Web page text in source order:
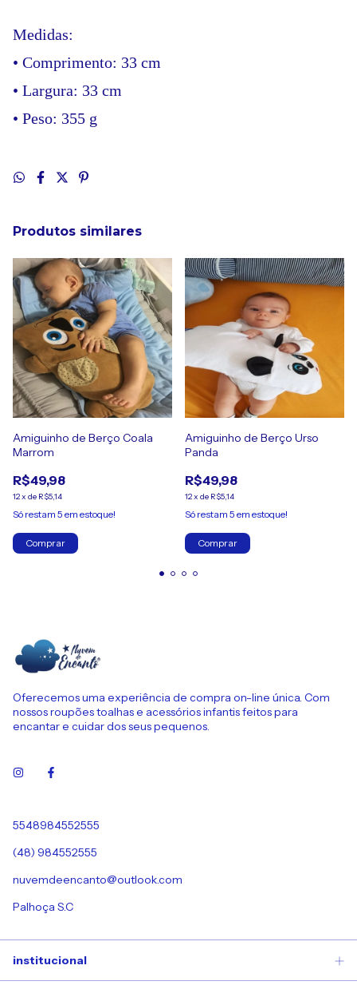
Medidas:
• Comprimento: 33 cm
• Largura: 33 cm
• Peso: 355 g
Produtos similares
Amiguinho de Berço Coala
Marrom
R$49,98
12x de R$5,14
Só restam 5 em estoque!
Amiguinho de Berço Urso
Panda
R$49,98
12x de R$5,14
Só restam 5 em estoque!
Oferecemos uma experiência de compra on-line única. Com
nossos roupões toalhas e acessórios infantis feitos para
encantar e cuidar dos seus pequenos.
5548984552555
(48) 984552555
nuvemdeencanto@outlook.com
Palhoça S.C
institucional